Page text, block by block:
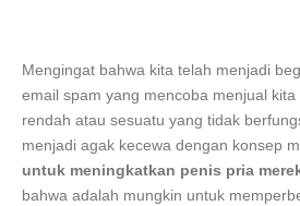
Mengingat bahwa kita telah menjadi
email spam yang mencoba menjual
rendah atau sesuatu yang tidak
menjadi agak kecewa dengan konsep
untuk meningkatkan penis pria
bahwa adalah mungkin untuk